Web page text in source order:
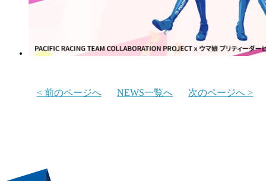
< 前のページへ NEWS一覧へ 次のページへ >